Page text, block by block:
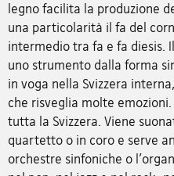
legno facilita la produzione
una particolarità il fa del
intermedio tra fa e fa diesis.
uno strumento dalla forma
in voga nella Svizzera
che risveglia molte
tutta la Svizzera. Viene
quartetto o in coro e serve
orchestre sinfoniche o